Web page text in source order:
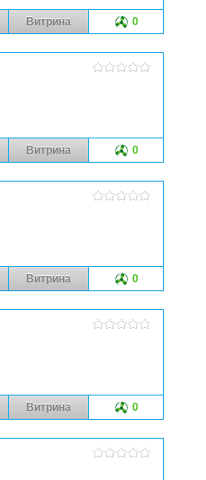
Витрина 0
Витрина 0
Витрина 0
Витрина 0